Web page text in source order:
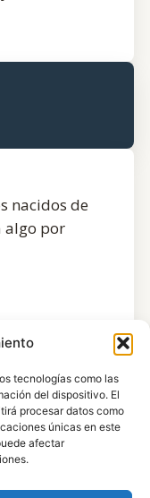
tecnologías como las
del dispositivo. El
procesar datos como
únicas en este
afectar
nacidos de
algo por